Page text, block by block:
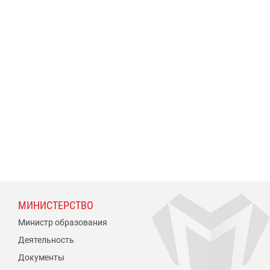
МИНИСТЕРСТВО
Министр образования
Деятельность
Документы